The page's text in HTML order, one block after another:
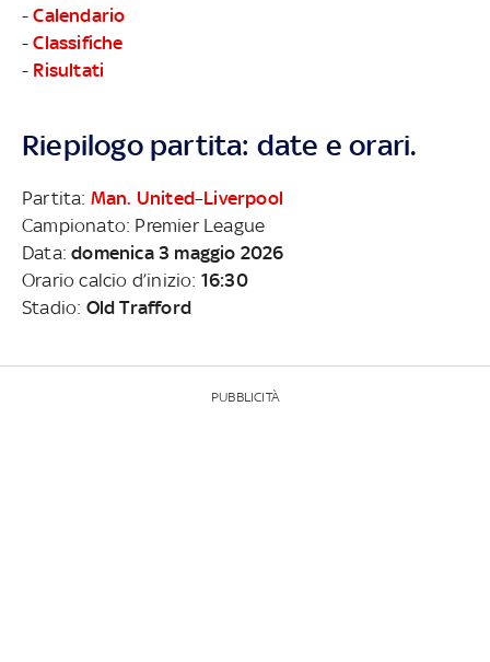
-Calendario
-Classifiche
- Risultati
Riepilogo partita: date e orari.
Partita: Man. United–Liverpool
Campionato: Premier League
Data:domenica 3 maggio 2026
Orario calcio d’inizio: 16:30
Stadio: Old Trafford
PUBBLICITÀ